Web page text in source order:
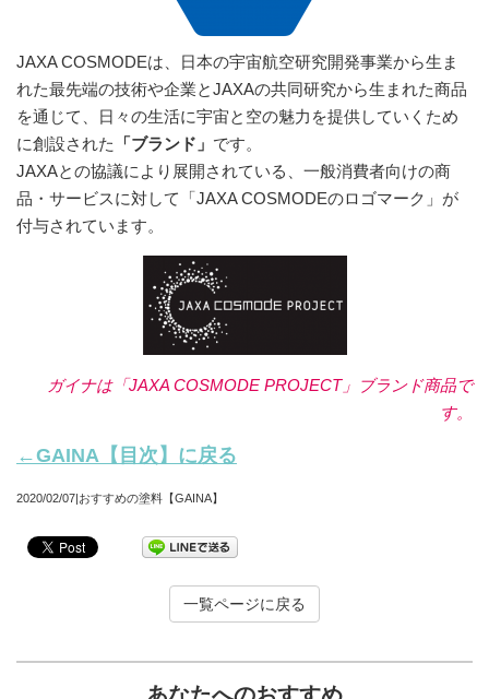
JAXA COSMODEは、日本の宇宙航空研究開発事業から生ま
れた最先端の技術や企業とJAXAの共同研究から生まれた商品
を通じて、日々の生活に宇宙と空の魅力を提供していくため
に創設された
「ブランド」 です。
JAXAとの協議により展開されている、一般消費者向けの商
品・サービスに対して「JAXA COSMODEのロゴマーク」が
付与されています。
ガイナは「JAXA COSMODE PROJECT」ブランド商品で
す。
←GAINA【目次】に戻る
2020/02/07|おすすめの塗料【GAINA】
一覧ページに戻る